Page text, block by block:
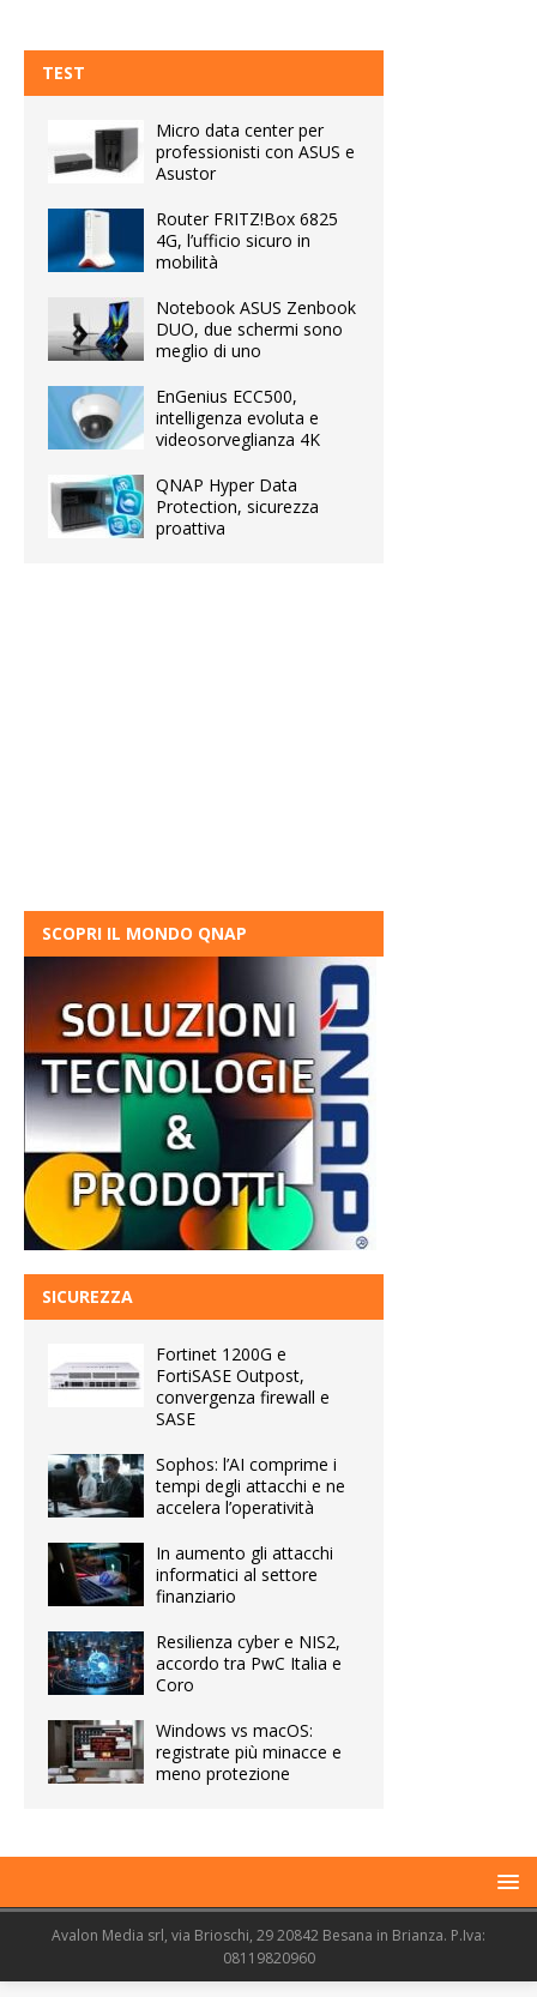
TEST
Micro data center per
professionisti con ASUS e
Asustor
Router FRITZ!Box 6825
4G, l’ufficio sicuro in
mobilità
Notebook ASUS Zenbook
DUO, due schermi sono
meglio di uno
EnGenius ECC500,
intelligenza evoluta e
videosorveglianza 4K
QNAP Hyper Data
Protection, sicurezza
proattiva
SCOPRI IL MONDO QNAP
SICUREZZA
Fortinet 1200G e
FortiSASE Outpost,
convergenza firewall e
SASE
Sophos: l’AI comprime i
tempi degli attacchi e ne
accelera l’operatività
In aumento gli attacchi
informatici al settore
finanziario
Resilienza cyber e NIS2,
accordo tra PwC Italia e
Coro
Windows vs macOS:
registrate più minacce e
meno protezione
Avalon Media srl, via Brioschi, 29 20842 Besana in Brianza. P.Iva:
08119820960